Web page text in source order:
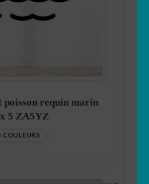
requin marin
5 ZA5YZ
COULEURS